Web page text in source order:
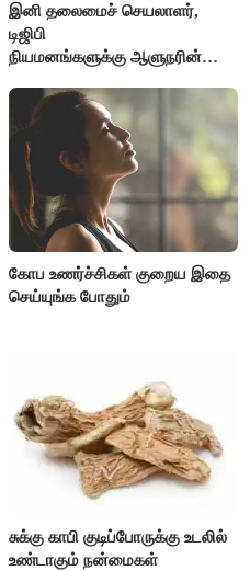
இனி தலைமைச் செயலாளர்,
டிஜிபி
நியமனங்களுக்கு ஆளுநரின்
தமிழ்நாடு அரசு அதிரடி..!
கோப உணர்ச்சிகள் குறைய இதை
செய்யுங்க போதும்
சுக்கு காபி குடிப்போருக்கு உடலில்
உண்டாகும் நன்மைகள்